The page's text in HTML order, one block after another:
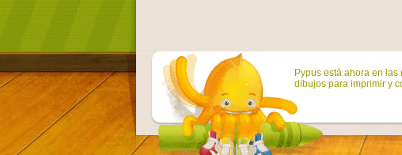
Pypus está ahora en
dibujos para imprimir y